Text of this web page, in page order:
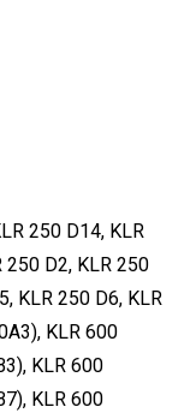
250 D14, KLR
250 D2, KLR 250
KLR 250 D6, KLR
KLR 600
KLR 600
KLR 600